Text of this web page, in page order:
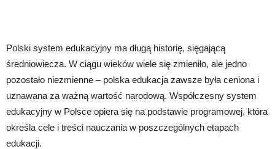
Polski system edukacyjny ma długą historię, sięgającą
średniowiecza. W ciągu wieków wiele się zmieniło, ale jedno
pozostało niezmienne – polska edukacja zawsze była ceniona i
uznawana za ważną wartość narodową. Współczesny system
edukacyjny w Polsce opiera się na podstawie programowej, która
określa cele i treści nauczania w poszczególnych etapach
edukacji.